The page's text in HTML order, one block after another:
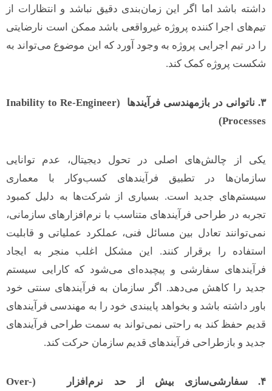
داشته باشد اما اگر این زمان‌بندی دقیق نباشد و انتظارات از
تیم‌های اجرا کننده پروژه غیرواقعی باشد ممکن است نارضایتی
را در تیم اجرایی پروژه به وجود آورد که این موضوع می‌تواند به
شکست پروژه کمک کند.
۳. ناتوانی در بازمهندسی فرآیندها
(Inability to Re-Engineer
Processes)
یکی از چالش‌های اصلی در تحول دیجیتال، عدم توانایی
سازمان‌ها در تطبیق فرآیندهای کسب‌وکار با معماری
سیستم‌های جدید است. بسیاری از شرکت‌ها به دلیل کمبود
تجربه در طراحی فرآیندهای متناسب با نرم‌افزارهای سازمانی،
نمی‌توانند تعادل بین مسائل فنی، عملکرد عملیاتی و قابلیت
استفاده را برقرار کنند. این مشکل اغلب منجر به ایجاد
فرآیندهای سفارشی و پیچیده‌ای می‌شود که کارایی سیستم
جدید را کاهش می‌دهد. اگر سازمان به فرآیند‌های سنتی خود
باور داشته باشد و بخواهد پایبندی خود را به مهندسی فرآیندهای
قدیم حفظ کند به راحتی نمی‌تواند به سمت طراحی فرآیندهای
جدید و بازطراحی‌ فرآیند‌های قدیم سازمان حرکت کند.
۴. سفارشی‌سازی بیش از حد نرم‌افزار (Over-